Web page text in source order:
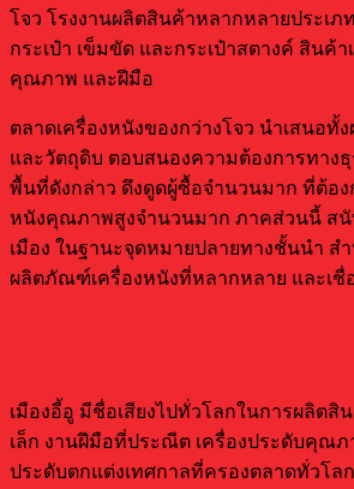
โจว โรงงานผลิตสินค้าหลากหลายประเภ
กระเป๋า เข็มขัด และกระเป๋าสตางค์ สินค้
คุณภาพ และฝีมือ
ตลาดเครื่องหนังของกว่างโจว นำเสนอทั้
และวัตถุดิบ ตอบสนองความต้องการทาง
พื้นที่ดังกล่าว ดึงดูดผู้ซื้อจำนวนมาก ที่ต้อง
หนังคุณภาพสูงจำนวนมาก ภาคส่วนนี้ สนั
เมือง ในฐานะจุดหมายปลายทางชั้นนำ ส
ผลิตภัณฑ์เครื่องหนังที่หลากหลาย และเชื่
เมืองอี้อู มีชื่อเสียงไปทั่วโลกในการผลิต
เล็ก งานฝีมือที่ประณีต เครื่องประดับคุณภ
ประดับตกแต่งเทศกาลที่ครองตลาดทั่วโล